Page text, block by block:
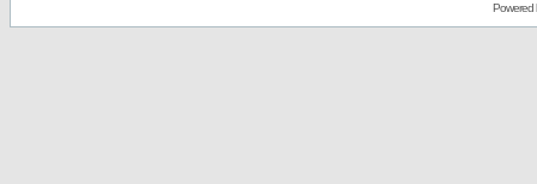
Powered